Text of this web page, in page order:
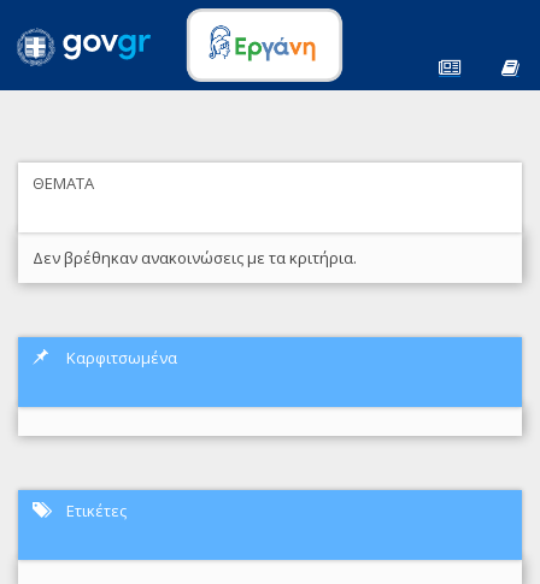
ΘΕΜΑΤΑ
Δεν βρέθηκαν ανακοινώσεις με τα κριτήρια.
Καρφιτσωμένα
Ετικέτες